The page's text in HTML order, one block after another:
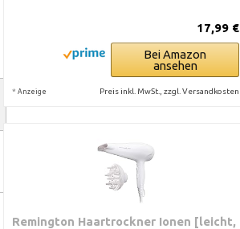
17,99 €
Bei Amazon
ansehen
* Anzeige Preis inkl. MwSt., zzgl. Versandkosten
Remington Haartrockner Ionen [leicht,